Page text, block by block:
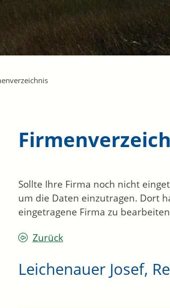
Sollte Ihre Firma noch nicht
um die Daten einzutragen. Dort
eingetragene Firma zu
Zurück
Leichenauer Josef,